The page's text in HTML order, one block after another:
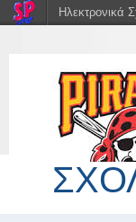
Ηλεκτρονικά